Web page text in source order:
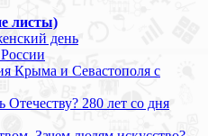
листы)
день
Крыма и Севастополя с
Отечеству? 280 лет со дня